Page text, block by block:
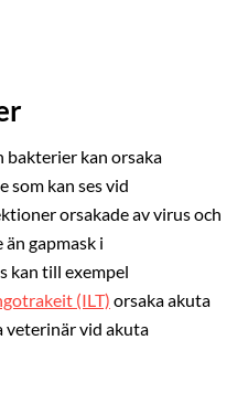
bakterier kan orsaka
som kan ses vid
orsakade av virus och
gapmask i
kan till exempel
(ILT) orsaka akuta
veterinär vid akuta